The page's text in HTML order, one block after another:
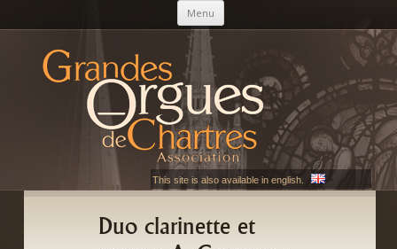
Menu Aller au contenu principal
AGOC
Les Grandes Orgues de Chartres
This site is also available in english.
Duo clarinette et